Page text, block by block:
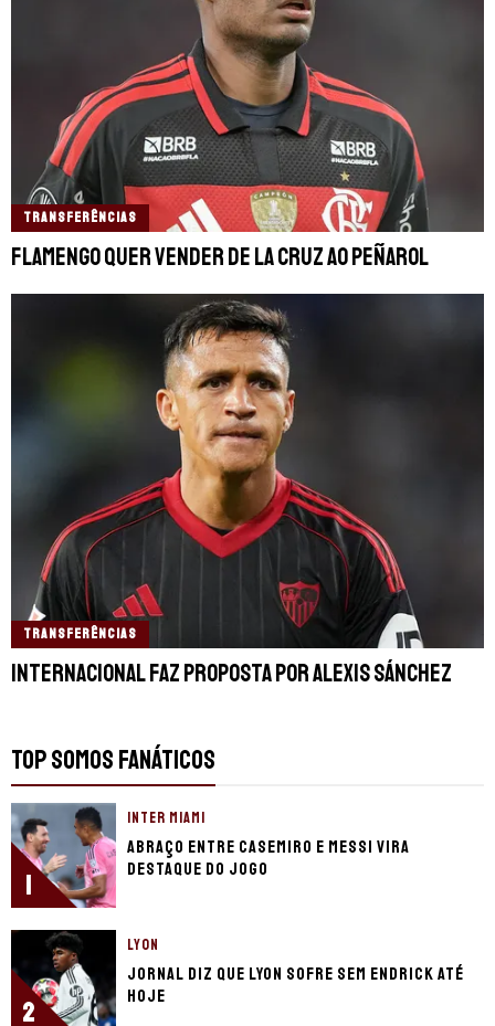
TRANSFERÊNCIAS
Flamengo quer vender De La Cruz ao Peñarol
TRANSFERÊNCIAS
Internacional faz proposta por Alexis Sánchez
TOP SOMOS FANÁTICOS
1
INTER MIAMI
Abraço entre Casemiro e Messi vira
destaque do jogo
2
LYON
Jornal diz que Lyon sofre sem Endrick até
hoje